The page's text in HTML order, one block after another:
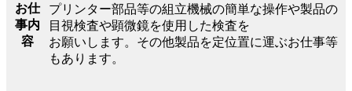
お仕
事内
容
プリンター部品等の組立機械の簡単な操作や製品の
目視検査や顕微鏡を使用した検査を
お願いします。その他製品を定位置に運ぶお仕事等
もあります。